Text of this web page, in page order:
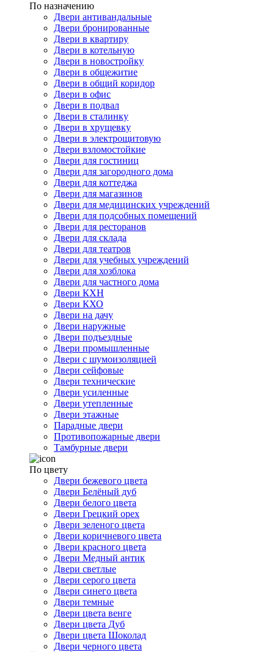
По назначению
Двери антивандальные
Двери бронированные
Двери в квартиру
Двери в котельную
Двери в новостройку
Двери в общежитие
Двери в общий коридор
Двери в офис
Двери в подвал
Двери в сталинку
Двери в хрущевку
Двери в электрощитовую
Двери взломостойкие
Двери для гостиниц
Двери для загородного дома
Двери для коттеджа
Двери для магазинов
Двери для медицинских учреждений
Двери для подсобных помещений
Двери для ресторанов
Двери для склада
Двери для театров
Двери для учебных учреждений
Двери для хозблока
Двери для частного дома
Двери КХН
Двери КХО
Двери на дачу
Двери наружные
Двери подъездные
Двери промышленные
Двери с шумоизоляцией
Двери сейфовые
Двери технические
Двери усиленные
Двери утепленные
Двери этажные
Парадные двери
Противопожарные двери
Тамбурные двери
По цвету
Двери бежевого цвета
Двери Белёный дуб
Двери белого цвета
Двери Грецкий орех
Двери зеленого цвета
Двери коричневого цвета
Двери красного цвета
Двери Медный антик
Двери светлые
Двери серого цвета
Двери синего цвета
Двери темные
Двери цвета венге
Двери цвета Дуб
Двери цвета Шоколад
Двери черного цвета